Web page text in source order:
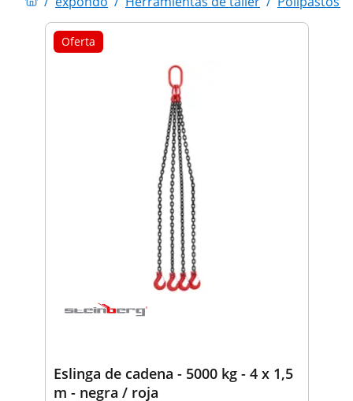
Oferta
Eslinga de cadena - 5000 kg - 4 x 1,5
m - negra / roja